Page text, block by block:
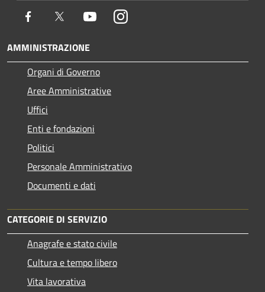
Facebook Twitter YoutubeInstagram
AMMINISTRAZIONE
Organi di Governo
Aree Amministrative
Uffici
Enti e fondazioni
Politici
Personale Amministrativo
Documenti e dati
CATEGORIE DI SERVIZIO
Anagrafe e stato civile
Cultura e tempo libero
Vita lavorativa